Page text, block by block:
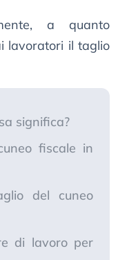
a quanto
lavoratori il taglio
significa?
fiscale in
del cuneo
di lavoro per